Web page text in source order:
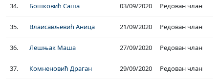
34. Бошковић Саша 03/09/2020 Редован члан
35. Влаисављевић Аница 21/09/2020 Редован члан
36. Лешњак Маша 27/09/2020 Редован члан
37. Комненовић Драган 29/09/2020 Редован члан